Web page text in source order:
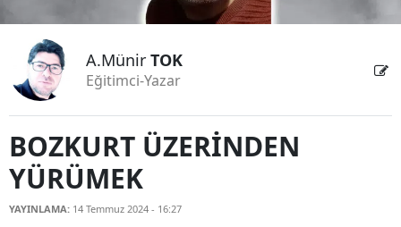
Burdur
Çankırı
A.Münir TOK
Eğitimci-Yazar
BOZKURT ÜZERİNDEN
YÜRÜMEK
YAYINLAMA: 14 Temmuz 2024 - 16:27